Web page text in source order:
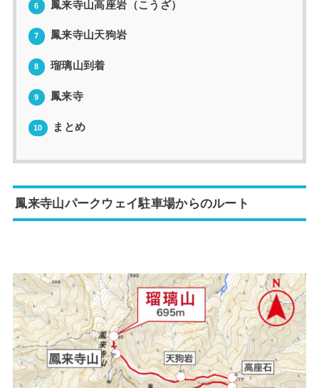
6 鳳来寺山高座岩（こうざ）
7 鳳来寺山天狗岩
8 瑠璃山到着
9 鳳来寺
10 まとめ
鳳来寺山パークウェイ駐車場からのルート